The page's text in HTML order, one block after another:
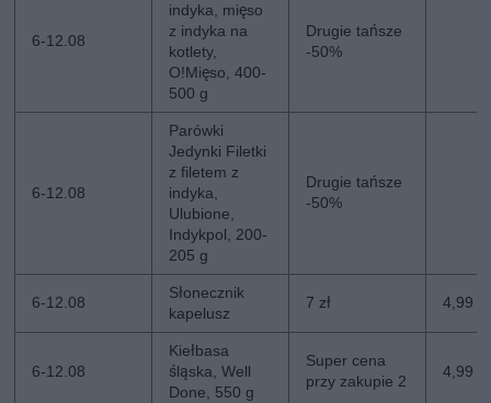
6-12.08
indyka, mięso
z indyka na
kotlety,
O!Mięso, 400-
500 g
Drugie tańsze
-50%
6-12.08
Parówki
Jedynki Filetki
z filetem z
indyka,
Ulubione,
Indykpol, 200-
205 g
Drugie tańsze
-50%
6-12.08
Słonecznik
kapelusz
7 zł 4,99
6-12.08
Kiełbasa
śląska, Well
Done, 550 g
Super cena
przy zakupie 2
4,99